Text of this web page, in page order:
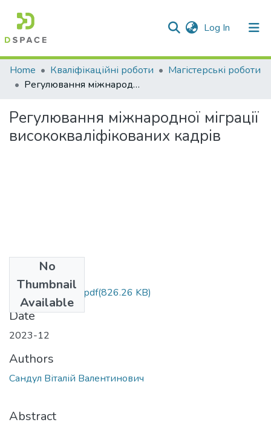
Log In (current)
Communities & Collections
All of DSpace
Statistics
Home Кваліфікаційні роботи
Магістерські роботи
Регулювання міжнародної міграції висококваліфікованих кадрів
Регулювання міжнародної міграції
висококваліфікованих кадрів
No
Thumbnail
Available
МР 281 Сандул .pdf(826.26 KB)
Date
2023-12
Authors
Сандул Віталій Валентинович
Abstract